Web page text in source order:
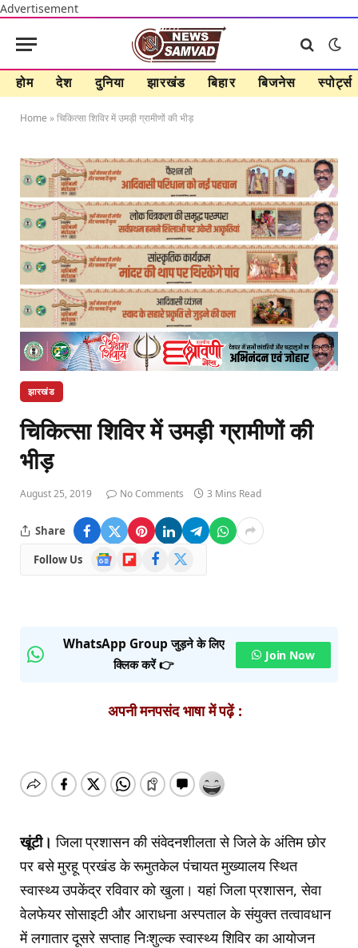
Advertisement
होम देश दुनिया झारखंड बिहार बिजनेस स्पोर्ट्स
Home »चिकित्सा शिविर में उमड़ी ग्रामीणों की भीड़
झारखंड
चिकित्सा शिविर में उमड़ी ग्रामीणों की
भीड़
August 25, 2019 No Comments 3 Mins Read
Share
Follow Us
Google
News
FlipboardFacebook
WhatsApp Group जुड़ने के लिए
क्लिक करें 👉
Join Now
अपनी मनपसंद भाषा में पढ़ें :
खूंटी।जिला प्रशासन की संवेदनशीलता से जिले के अंतिम छोर
पर बसे मुरहू प्रखंड के रूमुतकेल पंचायत मुख्यालय स्थित
स्वास्थ्य उपकेंद्र रविवार को खुला। यहां जिला प्रशासन, सेवा
वेलफेयर सोसाइटी और आराधना अस्पताल के संयुक्त तत्वावधान
में लगातार दूसरे सप्ताह निःशुल्क स्वास्थ्य शिविर का आयोजन